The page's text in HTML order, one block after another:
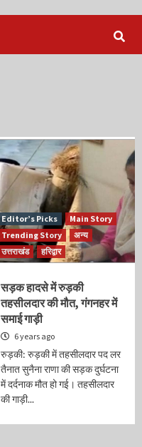
Editor’s Picks
Main Story
Trending Story
अन्य
उत्तराखंड
हरिद्वार
सड़क हादसे में रुड़की
तहसीलदार की मौत, गंगनहर में
समाई गाड़ी
6 years ago
रुड़की: रुड़की में तहसीलदार पद लर
तैनात सुनैना राणा की सड़क दुर्घटना
में दर्दनाक मौत हो गई। तहसीलदार
की गाड़ी...